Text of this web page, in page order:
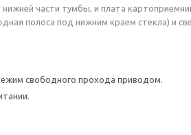
части тумбы, и плата
полоса под нижним краем стекла) и
свободного прохода приводом.